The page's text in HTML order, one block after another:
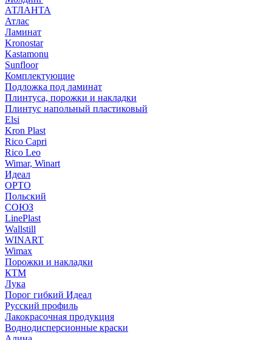
АТЛАНТА
Атлас
Ламинат
Kronostar
Kastamonu
Sunfloor
Комплектующие
Подложка под ламинат
Плинтуса, порожки и накладки
Плинтус напольный пластиковый
Elsi
Kron Plast
Rico Capri
Rico Leo
Wimar, Winart
Идеал
ОРТО
Польский
СОЮЗ
LinePlast
Wallstill
WINART
Wimax
Порожки и накладки
КТМ
Лука
Порог гибкий Идеал
Русский профиль
Лакокрасочная продукция
Воднодисперсионные краски